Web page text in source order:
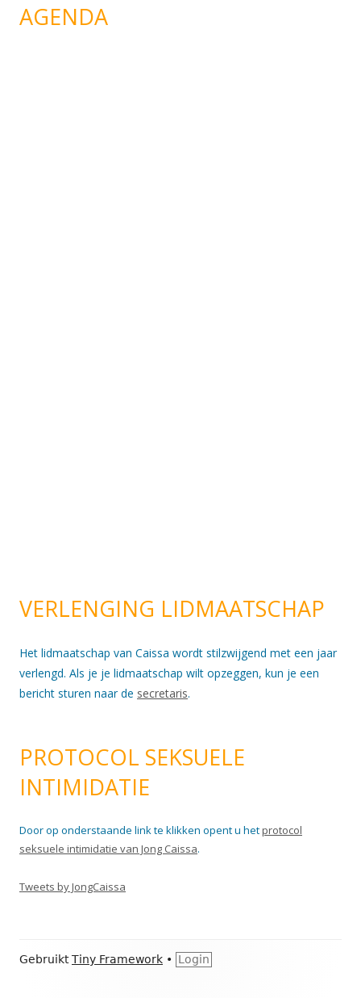
AGENDA
VERLENGING LIDMAATSCHAP
Het lidmaatschap van Caissa wordt stilzwijgend met een jaar
verlengd. Als je je lidmaatschap wilt opzeggen, kun je een
bericht sturen naar de secretaris.
PROTOCOL SEKSUELE
INTIMIDATIE
Door op onderstaande link te klikken opent u hetprotocol
seksuele intimidatie van Jong Caissa.
Tweets by JongCaissa
Footer
GebruiktTiny Framework • Login